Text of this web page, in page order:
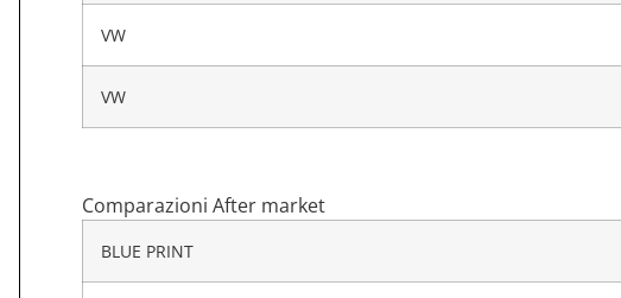
VW
VW
Comparazioni After market
BLUE PRINT